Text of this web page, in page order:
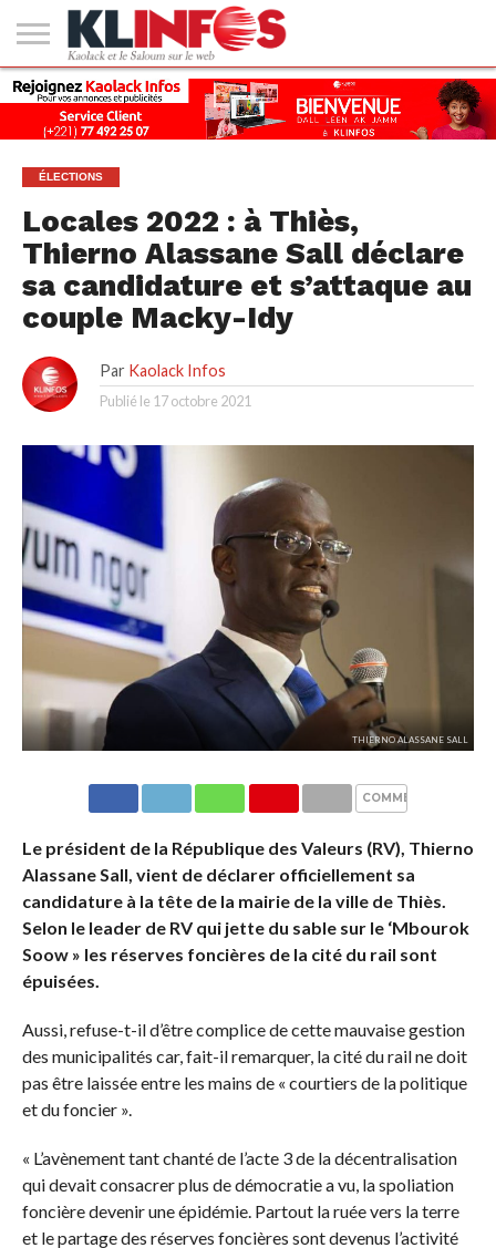
#2
(PAS
DE
TITRE)
KAOLACK
POLITIQUE
ECONOMIE
SOCIÉTÉ
CULTURE
PEOPLE
SPORT
SANTÉ
AFRIQUE
INTERNATIONAL
EMPLOI &
FORMATION
ÉLECTIONS
Locales 2022 : à Thiès,
Thierno Alassane Sall déclare
sa candidature et s’attaque au
couple Macky-Idy
Par Kaolack Infos
Publié le 17 octobre 2021
THIERNO ALASSANE SALL
COMMENTAIRES
Le président de la République des Valeurs (RV), Thierno
Alassane Sall, vient de déclarer officiellement sa
candidature à la tête de la mairie de la ville de Thiès.
Selon le leader de RV qui jette du sable sur le ‘Mbourok
Soow » les réserves foncières de la cité du rail sont
épuisées.
Aussi, refuse-t-il d’être complice de cette mauvaise gestion
des municipalités car, fait-il remarquer, la cité du rail ne doit
pas être laissée entre les mains de « courtiers de la politique
et du foncier ».
« L’avènement tant chanté de l’acte 3 de la décentralisation
qui devait consacrer plus de démocratie a vu, la spoliation
foncière devenir une épidémie. Partout la ruée vers la terre
et le partage des réserves foncières sont devenus l’activité